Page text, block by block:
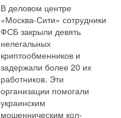
В деловом центре
«Москва-Сити» сотрудники
ФСБ закрыли девять
нелегальных
криптообменников и
задержали более 20 их
работников. Эти
организации помогали
украинским
мошенническим кол-